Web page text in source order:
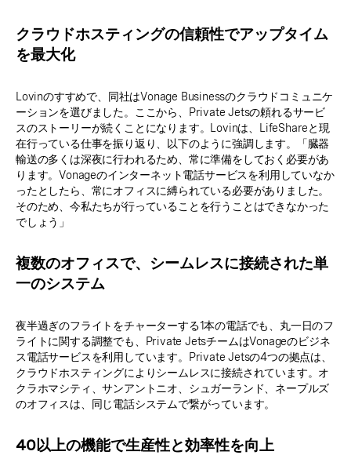
クラウドホスティングの信頼性でアップタイム
を最大化
Lovinのすすめで、同社はVonage Businessのクラウドコミュニケ
ーションを選びました。ここから、Private Jetsの頼れるサービ
スのストーリーが続くことになります。Lovinは、LifeShareと現
在行っている仕事を振り返り、以下のように強調します。「臓器
輸送の多くは深夜に行われるため、常に準備をしておく必要があ
ります。Vonageのインターネット電話サービスを利用していなか
ったとしたら、常にオフィスに縛られている必要がありました。
そのため、今私たちが行っていることを行うことはできなかった
でしょう」
複数のオフィスで、シームレスに接続された単
一のシステム
夜半過ぎのフライトをチャーターする1本の電話でも、丸一日のフ
ライトに関する調整でも、Private JetsチームはVonageのビジネ
ス電話サービスを利用しています。Private Jetsの4つの拠点は、
クラウドホスティングによりシームレスに接続されています。オ
クラホマシティ、サンアントニオ、シュガーランド、ネープルズ
のオフィスは、同じ電話システムで繋がっています。
40以上の機能で生産性と効率性を向上